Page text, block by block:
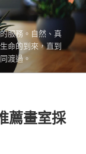
服務。自然、真
命的到來，直到
渡過。
薦畫室採